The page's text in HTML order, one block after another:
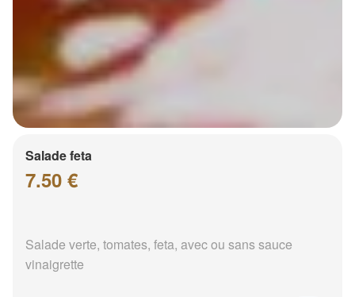
Salade feta
7.50 €
Salade verte, tomates, feta, avec ou sans sauce
vinaigrette